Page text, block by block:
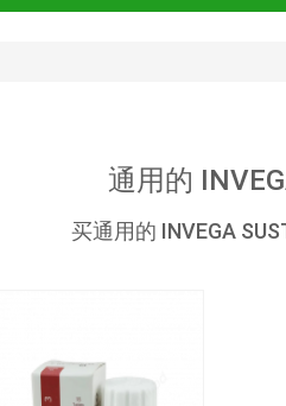
通用的
买通用的 INVEGA